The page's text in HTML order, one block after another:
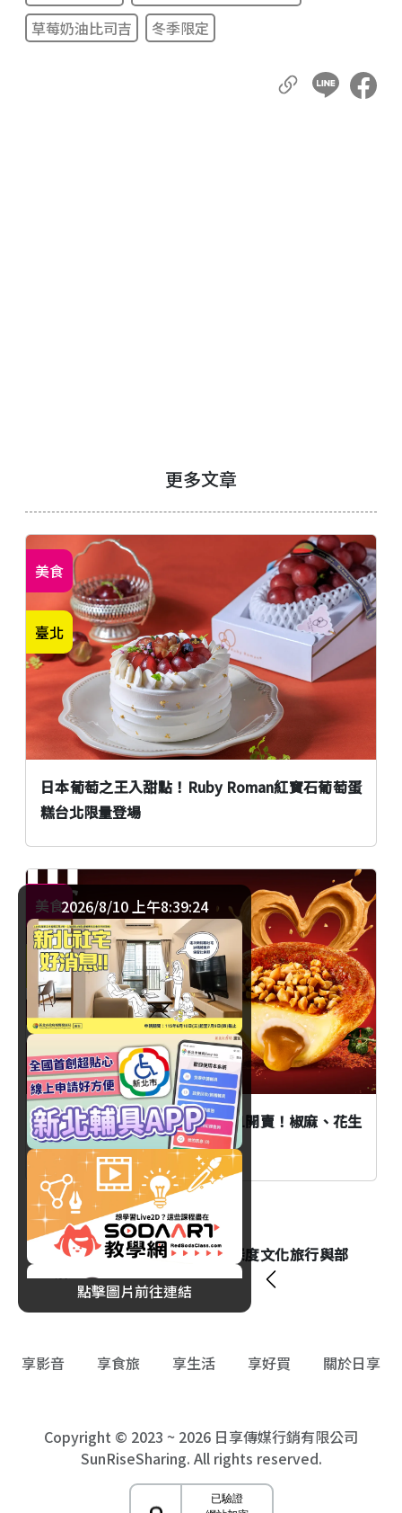
草莓奶油比司吉
冬季限定
更多文章
日本葡萄之王入甜點！Ruby Roman紅寶石葡萄蛋
糕台北限量登場
美食
臺北
肯德基「青花椒花生蛋撻」8/11開賣！椒麻、花生
流心意外超搭！
美食
臺北
旅遊
全台五大原住民祭典推薦：深度文化旅行與部
2026/8/10 上午8:39:25
點擊圖片前往連結
享影音 享食旅 享生活 享好買 關於日享
Copyright © 2023 ~ 2026 日享傳媒行銷有限公司
SunRiseSharing. All rights reserved.